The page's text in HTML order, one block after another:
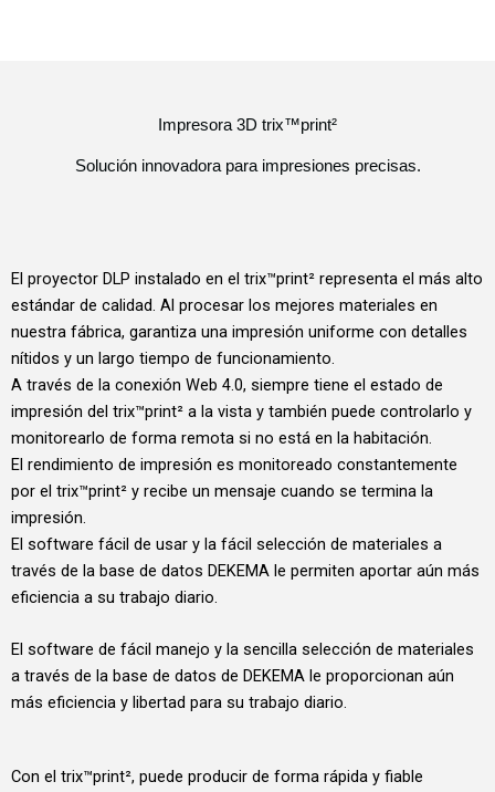
Impresora 3D trix™print²
Solución innovadora para impresiones precisas.
El proyector DLP instalado en el trix™print² representa el más alto
estándar de calidad. Al procesar los mejores materiales en
nuestra fábrica, garantiza una impresión uniforme con detalles
nítidos y un largo tiempo de funcionamiento.
A través de la conexión Web 4.0, siempre tiene el estado de
impresión del trix™print² a la vista y también puede controlarlo y
monitorearlo de forma remota si no está en la habitación.
El rendimiento de impresión es monitoreado constantemente
por el trix™print² y recibe un mensaje cuando se termina la
impresión.
El software fácil de usar y la fácil selección de materiales a
través de la base de datos DEKEMA le permiten aportar aún más
eficiencia a su trabajo diario.
El software de fácil manejo y la sencilla selección de materiales
a través de la base de datos de DEKEMA le proporcionan aún
más eficiencia y libertad para su trabajo diario.
Con el trix™print², puede producir de forma rápida y fiable